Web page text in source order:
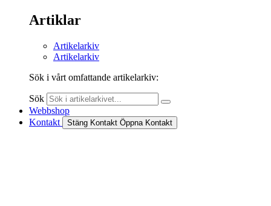
Artiklar
Artikelarkiv
Artikelarkiv
Sök i vårt omfattande artikelarkiv:
Sök
Webbshop
Kontakt
Stäng Kontakt Öppna Kontakt